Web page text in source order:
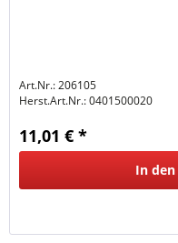
Art.Nr.: 206105
Herst.Art.Nr.:0401500020
11,01 € *
In den